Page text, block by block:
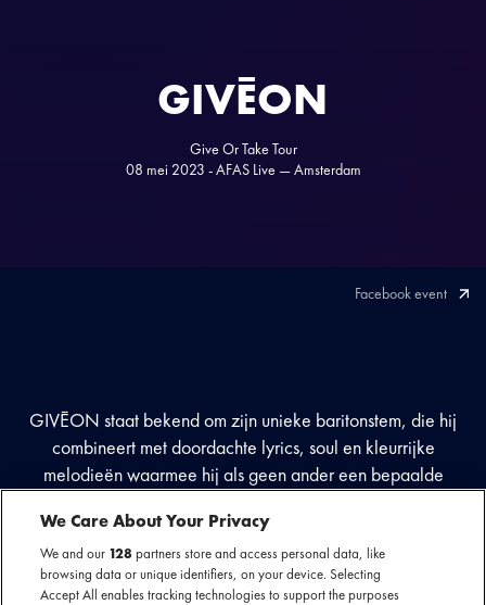
GIVĒON
Give Or Take Tour
08 mei 2023 - AFAS Live — Amsterdam
Facebook event
GIVĒON staat bekend om zijn unieke baritonstem, die hij
combineert met doordachte lyrics, soul en kleurrijke
melodieën waarmee hij als geen ander een bepaalde
binnen de R&B-scene is staat vast; zo was hij te horen op
Drakes hit ‘Chicago Freestyle’ en werd hij in 2021
genomineerd voor een Grammy voor ‘Best R&B Album’.
We Care About Your Privacy
We and our 128partners store and access personal data, like
browsing data or unique identifiers, on your device. Selecting
Accept All enables tracking technologies to support the purposes